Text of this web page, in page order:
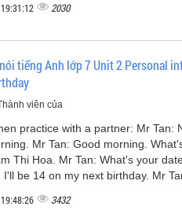
2030
tiếng Anh lớp 7 Unit 2 Personal
viên của
practice with a partner: Mr Tan:
Mr Tan: Good morning.
Thi Hoa. Mr Tan: What's your
I'll be 14 on my next birthday. Mr
3432